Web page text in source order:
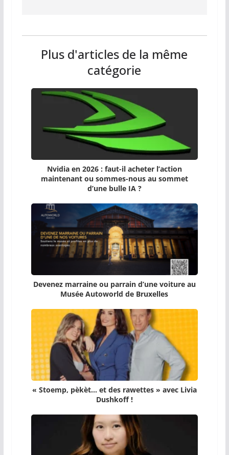
Plus d'articles de la même
catégorie
Nvidia en 2026 : faut-il acheter l’action
maintenant ou sommes-nous au sommet
d’une bulle IA ?
Devenez marraine ou parrain d’une voiture au
Musée Autoworld de Bruxelles
« Stoemp, pèkèt… et des rawettes » avec Livia
Dushkoff !